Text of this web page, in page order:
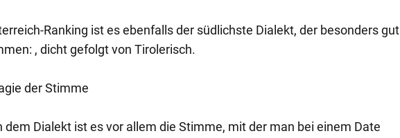
Ranking ist es ebenfalls der südlichste Dialekt, der besonders gut
, dicht gefolgt von Tirolerisch.
der Stimme
dem Dialekt ist es vor allem die Stimme, mit der man bei einem Date